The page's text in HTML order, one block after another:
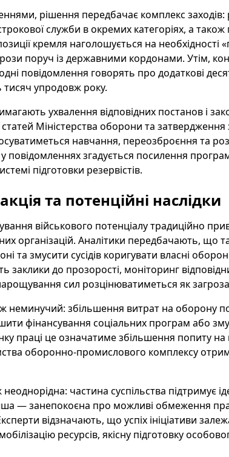
рішення передбачає комплекс заходів:
служби в окремих категоріях, а
позиції кремля наголошується на
поруч із державними кордонами. Утім,
повідомлення говорять про додаткові
тисяч упродовж року.
ухвалення відповідних постанов і
Міністерства оборони та затвердження
навчання, переозброєння та
у повідомленнях згадується посилення
підготовки резервістів.
та потенційні наслідки
військового потенціалу традиційно
організацій. Аналітики передбачають,
та змусити сусідів коригувати власні
до прозорості, моніторинг
сил розцінюватиметься як загроза
неминучий: збільшення витрат на оборону
фінансування соціальних програм або
праці це означатиме збільшення попиту на
оборонно-промислового комплексу
частина суспільства підтримує
— занепокоєна про можливі обмеження
відзначають, що успіх ініціативи
ресурсів, якісну підготовку